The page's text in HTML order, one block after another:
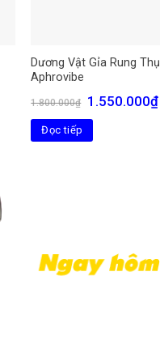
Dương Vật Gỉa Rung
Aphrovibe
1.800.000₫
Giá
gốc
là:
1.550.000₫
Đọc tiếp